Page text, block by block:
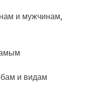
и мужчинам,
и видам